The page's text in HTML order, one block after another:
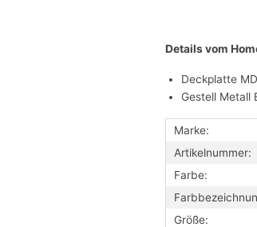
Details vom
Deckplatte
Gestell Metall
Marke:
Artikelnummer:
Farbe:
Größe: